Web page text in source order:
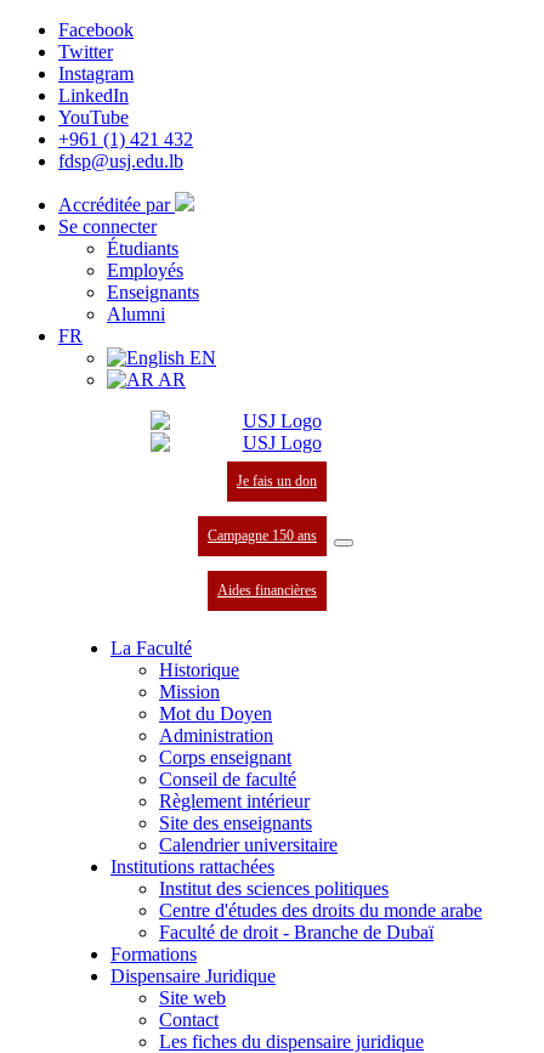
Facebook
Twitter
Instagram
LinkedIn
YouTube
+961 (1) 421 432
fdsp@usj.edu.lb
Accréditée par
Se connecter
Étudiants
Employés
Enseignants
Alumni
FR
EN
AR
Je fais un don
Campagne 150 ans
Aides financières
La Faculté
Historique
Mission
Mot du Doyen
Administration
Corps enseignant
Conseil de faculté
Règlement intérieur
Site des enseignants
Calendrier universitaire
Institutions rattachées
Institut des sciences politiques
Centre d'études des droits du monde arabe
Faculté de droit - Branche de Dubaï
Formations
Dispensaire Juridique
Site web
Contact
Les fiches du dispensaire juridique